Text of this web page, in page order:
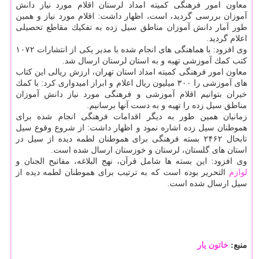
معاون امور فرهنگی كمیته امداد لرستان اقلام مورد نیاز دانش
آموزان بررسی گردید، است، اظهار داشت: اقلام مورد نیاز و همین
طور آمار دانش آموزان مناطق سیل زده به تفكیك مقاطع تحصیلی
اعلام گردید.
وی افزود: با هماهنگی های انجام شده با مدیر یكی از انتشارات ۱۰۷۲
كتب كمك آموزشی تهیه و به استان لرستان ارسال شد.
معاون امور فرهنگی كمیته امداد استان تهران، ارزش ریالی این كتاب
های آموزشی را ۳۰۰ میلیون ریال اعلام و ابراز امیدواری كرد: با كمك
خیران بتوانیم اقلام آموزشی و فرهنگی مورد نیاز دانش آموزان
مناطق سیل زده را تهیه و به دست آنها برسانیم.
زمانیان همین طور به دیگر اقدامات فرهنگی انجام شده برای
هموطنان سیل زده اشاره نمود و اظهار داشت: از شروع وقوع سیل
تابحال ۲۴۶۲ بسته فرهنگی برای هموطنان لطمه دیده از سیل در
استان های گلستان، لرستان و خوزستان ارسال شده است.
وی افزود: این بسته ها شامل قرآن، نهج البلاغه، مفاتیح الجنان و
لوازم التحریر بوده است كه به ترتیب برای هموطنان لطمه دیده از
سیل ارسال شده است.
منبع: خاتون یار